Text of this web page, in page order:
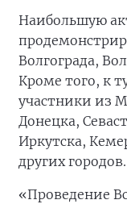
Наибольшую
Волгограда,
Кроме того, к
участники из
Донецка,
Иркутска,
других городов.
«Проведение